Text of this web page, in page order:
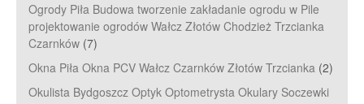
Ogrody Piła Budowa tworzenie zakładanie ogrodu w Pile
projektowanie ogrodów Wałcz Złotów Chodzież Trzcianka
Czarnków (7)
Okna Piła Okna PCV Wałcz Czarnków Złotów Trzcianka (2)
Okulista Bydgoszcz Optyk Optometrysta Okulary Soczewki